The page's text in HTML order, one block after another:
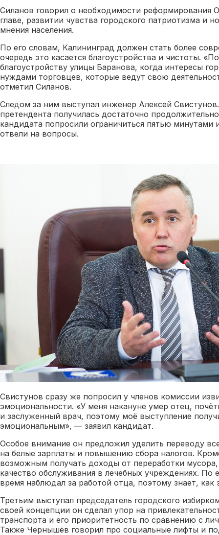
Силанов говорил о необходимости реформирования
главе, развитии чувства городского патриотизма и
мнения населения.
По его словам, Калининград должен стать более
очередь это касается благоустройства и чистоты.
благоустройству улицы Баранова, когда интересы
нуждами торговцев, которые ведут свою
отметил Силанов.
Следом за ним выступал инженер Алексей
претендента получилась достаточно
кандидата попросили ограничиться пятью
отвели на вопросы.
Свистунов сразу же попросил у членов комиссии
эмоциональности. «У меня накануне умер отец,
и заслуженный врач, поэтому моё выступление
эмоциональным», — заявил кандидат.
Особое внимание он предложил уделить переводу
на белые зарплаты и повышению сбора налогов.
возможным получать доходы от переработки
качество обслуживания в лечебных учреждениях. По
время наблюдал за работой отца, поэтому знает, как
Третьим выступал председатель городского
своей концепции он сделал упор на
транспорта и его приоритетность по сравнению с
Также Чернышёв говорил про социальные лифты и